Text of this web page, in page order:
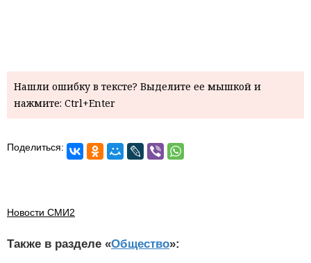
Нашли ошибку в тексте? Выделите ее мышкой и
нажмите: Ctrl+Enter
Поделиться:
Новости СМИ2
Также в разделе «Общество»: